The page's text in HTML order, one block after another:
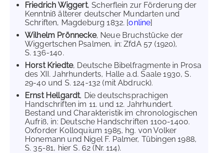
Friedrich Wiggert, Scherflein zur Förderung der
Kenntniß älterer deutscher Mundarten und
Schriften, Magdeburg 1832. [online]
Wilhelm Prönnecke, Neue Bruchstücke der
Wiggertschen Psalmen, in: ZfdA 57 (1920),
S. 136-140.
Horst Kriedte, Deutsche Bibelfragmente in Prosa
des XII. Jahrhunderts, Halle a.d. Saale 1930, S.
29-40 und S. 124-132 (mit Abdruck).
Ernst Hellgardt, Die deutschsprachigen
Handschriften im 11. und 12. Jahrhundert.
Bestand und Charakteristik im chronologischen
Aufriß, in: Deutsche Handschriften 1100-1400.
Oxforder Kolloquium 1985, hg. von Volker
Honemann und Nigel F. Palmer, Tübingen 1988,
S. 35-81, hier S. 62 (Nr. 114).